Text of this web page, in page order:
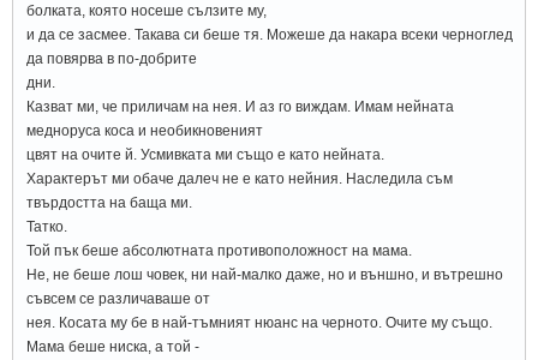
болката, която носеше сълзите му,
и да се засмее. Такава си беше тя. Можеше да накара всеки черноглед
да повярва в по-добрите
дни.
Казват ми, че приличам на нея. И аз го виждам. Имам нейната
медноруса коса и необикновеният
цвят на очите й. Усмивката ми също е като нейната.
Характерът ми обаче далеч не е като нейния. Наследила съм
твърдостта на баща ми.
Татко.
Той пък беше абсолютната противоположност на мама.
Не, не беше лош човек, ни най-малко даже, но и външно, и вътрешно
съвсем се различаваше от
нея. Косата му бе в най-тъмният нюанс на черното. Очите му също.
Мама беше ниска, а той -